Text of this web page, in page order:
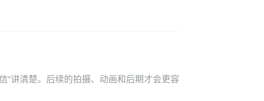
”讲清楚。后续的拍摄、动画和后期才会更容